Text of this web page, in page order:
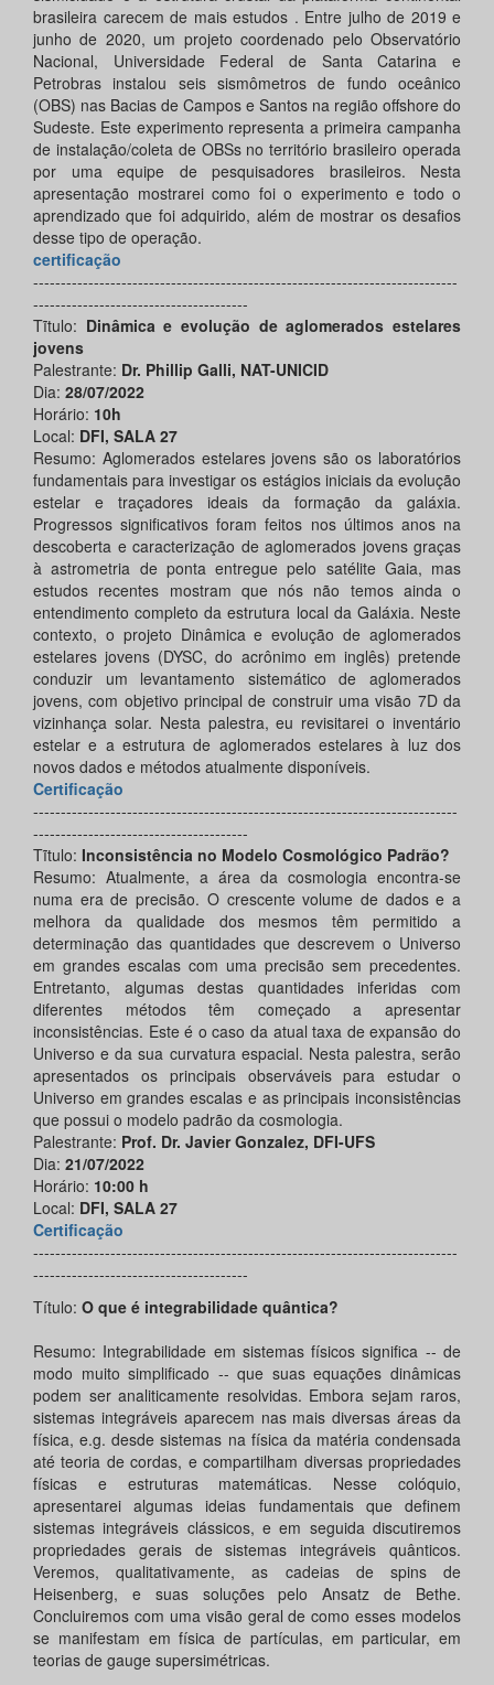
brasileira carecem de mais estudos . Entre julho de 2019 e
junho de 2020, um projeto coordenado pelo Observatório
Nacional, Universidade Federal de Santa Catarina e
Petrobras instalou seis sismômetros de fundo oceânico
(OBS) nas Bacias de Campos e Santos na região offshore do
Sudeste. Este experimento representa a primeira campanha
de instalação/coleta de OBSs no território brasileiro operada
por uma equipe de pesquisadores brasileiros. Nesta
apresentação mostrarei como foi o experimento e todo o
aprendizado que foi adquirido, além de mostrar os desafios
desse tipo de operação.
certificação
-----------------------------------------------------------------------------
---------------------------------------
Tĩtulo: Dinâmica e evolução de aglomerados estelares
jovens
Palestrante: Dr. Phillip Galli, NAT-UNICID
Dia: 28/07/2022
Horário: 10h
Local: DFI, SALA 27
Resumo: Aglomerados estelares jovens são os laboratórios
fundamentais para investigar os estágios iniciais da evolução
estelar e traçadores ideais da formação da galáxia.
Progressos significativos foram feitos nos últimos anos na
descoberta e caracterização de aglomerados jovens graças
à astrometria de ponta entregue pelo satélite Gaia, mas
estudos recentes mostram que nós não temos ainda o
entendimento completo da estrutura local da Galáxia. Neste
contexto, o projeto Dinâmica e evolução de aglomerados
estelares jovens (DYSC, do acrônimo em inglês) pretende
conduzir um levantamento sistemático de aglomerados
jovens, com objetivo principal de construir uma visão 7D da
vizinhança solar. Nesta palestra, eu revisitarei o inventário
estelar e a estrutura de aglomerados estelares à luz dos
novos dados e métodos atualmente disponíveis.
Certificação
-----------------------------------------------------------------------------
---------------------------------------
Tĩtulo: Inconsistência no Modelo Cosmológico Padrão?
Resumo: Atualmente, a área da cosmologia encontra-se
numa era de precisão. O crescente volume de dados e a
melhora da qualidade dos mesmos têm permitido a
determinação das quantidades que descrevem o Universo
em grandes escalas com uma precisão sem precedentes.
Entretanto, algumas destas quantidades inferidas com
diferentes métodos têm começado a apresentar
inconsistências. Este é o caso da atual taxa de expansão do
Universo e da sua curvatura espacial. Nesta palestra, serão
apresentados os principais observáveis para estudar o
Universo em grandes escalas e as principais inconsistências
que possui o modelo padrão da cosmologia.
Palestrante: Prof. Dr. Javier Gonzalez, DFI-UFS
Dia: 21/07/2022
Horário: 10:00 h
Local: DFI, SALA 27
Certificação
-----------------------------------------------------------------------------
---------------------------------------
Título: O que é integrabilidade quântica?
Resumo: Integrabilidade em sistemas físicos significa -- de
modo muito simplificado -- que suas equações dinâmicas
podem ser analiticamente resolvidas. Embora sejam raros,
sistemas integráveis aparecem nas mais diversas áreas da
física, e.g. desde sistemas na física da matéria condensada
até teoria de cordas, e compartilham diversas propriedades
físicas e estruturas matemáticas. Nesse colóquio,
apresentarei algumas ideias fundamentais que definem
sistemas integráveis clássicos, e em seguida discutiremos
propriedades gerais de sistemas integráveis quânticos.
Veremos, qualitativamente, as cadeias de spins de
Heisenberg, e suas soluções pelo Ansatz de Bethe.
Concluiremos com uma visão geral de como esses modelos
se manifestam em física de partículas, em particular, em
teorias de gauge supersimétricas.